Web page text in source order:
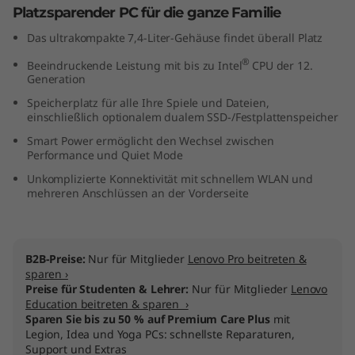
Platzsparender PC für die ganze Familie
Das ultrakompakte 7,4-Liter-Gehäuse findet überall Platz
Beeindruckende Leistung mit bis zu Intel® CPU der 12.
Generation
Speicherplatz für alle Ihre Spiele und Dateien,
einschließlich optionalem dualem SSD-/Festplattenspeicher
Smart Power ermöglicht den Wechsel zwischen
Performance und Quiet Mode
Unkomplizierte Konnektivität mit schnellem WLAN und
mehreren Anschlüssen an der Vorderseite
B2B-Preise: Nur für Mitglieder Lenovo Pro beitreten &
sparen ›
Preise für Studenten & Lehrer: Nur für Mitglieder Lenovo
Education beitreten & sparen ›
Sparen Sie bis zu 50 % auf Premium Care Plusmit
Legion, Idea und Yoga PCs: schnellste Reparaturen,
Support und Extras